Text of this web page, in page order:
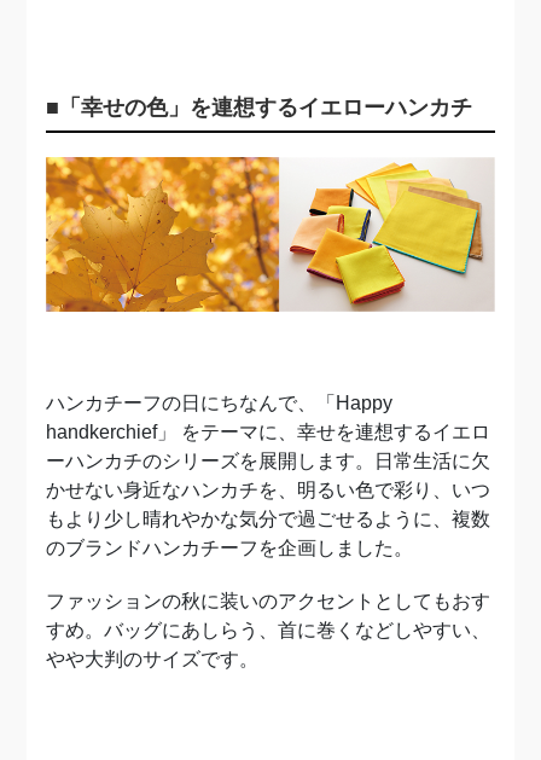
■「幸せの色」を連想するイエローハンカチ
ハンカチーフの日にちなんで、「Happy
handkerchief」 をテーマに、幸せを連想するイエロ
ーハンカチのシリーズを展開します。日常生活に欠
かせない身近なハンカチを、明るい色で彩り、いつ
もより少し晴れやかな気分で過ごせるように、複数
のブランドハンカチーフを企画しました。
ファッションの秋に装いのアクセントとしてもおす
すめ。バッグにあしらう、首に巻くなどしやすい、
やや大判のサイズです。